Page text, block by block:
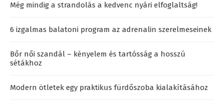
Még mindig a strandolás a kedvenc nyári elfoglaltság!
6 izgalmas balatoni program az adrenalin szerelmeseinek
Bőr női szandál – kényelem és tartósság a hosszú
sétákhoz
Modern ötletek egy praktikus fürdőszoba kialakításához